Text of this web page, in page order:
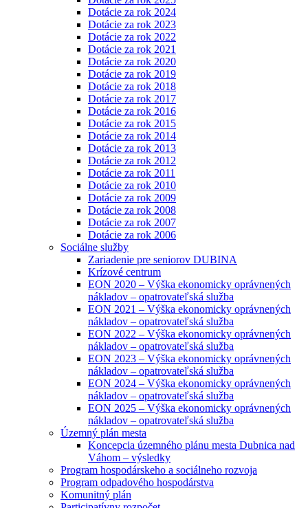
Dotácie za rok 2024
Dotácie za rok 2023
Dotácie za rok 2022
Dotácie za rok 2021
Dotácie za rok 2020
Dotácie za rok 2019
Dotácie za rok 2018
Dotácie za rok 2017
Dotácie za rok 2016
Dotácie za rok 2015
Dotácie za rok 2014
Dotácie za rok 2013
Dotácie za rok 2012
Dotácie za rok 2011
Dotácie za rok 2010
Dotácie za rok 2009
Dotácie za rok 2008
Dotácie za rok 2007
Dotácie za rok 2006
Sociálne služby
Zariadenie pre seniorov DUBINA
Krízové centrum
EON 2020 – Výška ekonomicky oprávnených
nákladov – opatrovateľská služba
EON 2021 – Výška ekonomicky oprávnených
nákladov – opatrovateľská služba
EON 2022 – Výška ekonomicky oprávnených
nákladov – opatrovateľská služba
EON 2023 – Výška ekonomicky oprávnených
nákladov – opatrovateľská služba
EON 2024 – Výška ekonomicky oprávnených
nákladov – opatrovateľská služba
EON 2025 – Výška ekonomicky oprávnených
nákladov – opatrovateľská služba
Územný plán mesta
Koncepcia územného plánu mesta Dubnica nad
Váhom – výsledky
Program hospodárskeho a sociálneho rozvoja
Program odpadového hospodárstva
Komunitný plán